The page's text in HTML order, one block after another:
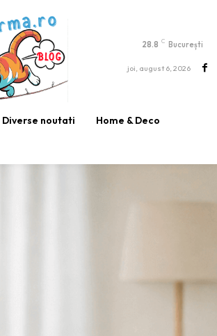
28.8 C București
joi, august 6, 2026
Diverse noutati Home & Deco